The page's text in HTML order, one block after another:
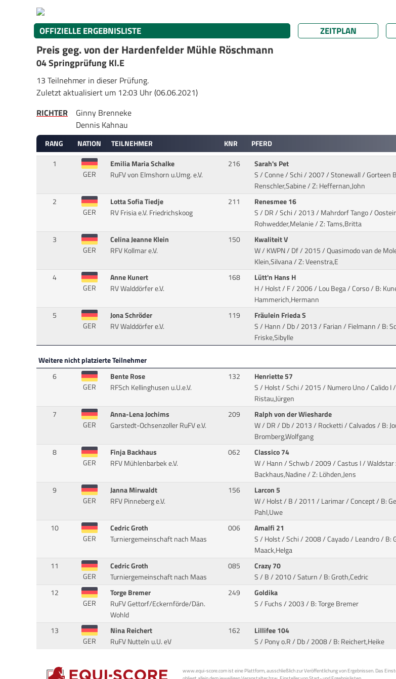
OFFIZIELLE ERGEBNISLISTE ZEITPLAN
Preis geg. von der Hardenfelder Mühle Röschmann
04 Springprüfung Kl.E
13 Teilnehmer in dieser Prüfung.
Zuletzt aktualisiert um 12:03 Uhr (06.06.2021)
RICHTER
Ginny Brenneke
Dennis Kahnau
RANG NATION TEILNEHMER KNR PFERD
1
GER
Emilia Maria Schalke
RuFV von Elmshorn u.Umg. e.V.
216
Sarah's Pet
S / Conne / Schi / 2007 / Stonewall / Gorteen
Renschler,Sabine / Z: Heffernan,John
2
GER
Lotta Sofia Tiedje
RV Frisia e.V. Friedrichskoog
211
Renesmee 16
S / DR / Schi / 2013 / Mahrdorf Tango /
Rohwedder,Melanie / Z: Tams,Britta
3
GER
Celina Jeanne Klein
RFV Kollmar e.V.
150
Kwaliteit V
W / KWPN / Df / 2015 / Quasimodo van de
Klein,Silvana / Z: Veenstra,E
4
GER
Anne Kunert
RV Walddörfer e.V.
168
Lütt'n Hans H
H / Holst / F / 2006 / Lou Bega / Corso/ B:
Hammerich,Hermann
5
GER
Jona Schröder
RV Walddörfer e.V.
119
Fräulein Frieda S
S / Hann / Db / 2013 / Farian / Fielmann/ B:
Friske,Sibylle
Weitere nicht platzierte Teilnehmer
6
GER
Bente Rose
RFSch Kellinghusen u.U.e.V.
132
Henriette 57
S / Holst / Schi / 2015 / Numero Uno / Calido I/
Ristau,Jürgen
7
GER
Anna-Lena Jochims
Garstedt-Ochsenzoller RuFV e.V.
209
Ralph von der Wiesharde
W / DR / Db / 2013 / Rocketti / Calvados/ B:
Bromberg,Wolfgang
8
GER
Finja Backhaus
RFV Mühlenbarbek e.V.
062
Classico 74
W / Hann / Schwb / 2009 / Castus I / Waldstar
Backhaus,Nadine / Z: Löhden,Jens
9
GER
Janna Mirwaldt
RFV Pinneberg e.V.
156
Larcon 5
W / Holst / B / 2011 / Larimar / Concept/ B:
Pahl,Uwe
10
GER
Cedric Groth
Turniergemeinschaft nach Maas
006
Amalfi 21
S / Holst / Schi / 2008 / Cayado / Leandro/ B:
Maack,Helga
11
GER
Cedric Groth
Turniergemeinschaft nach Maas
085
Crazy 70
S / B / 2010 / Saturn/ B: Groth,Cedric
12
GER
Torge Bremer
RuFV Gettorf/Eckernförde/Dän.
Wohld
249
Goldika
S / Fuchs / 2003/ B: Torge Bremer
13
GER
Nina Reichert
RuFV Nutteln u.U. eV
162
Lillifee 104
S / Pony o.R / Db / 2008/ B: Reichert,Heike
www.equi-score.com ist eine Plattform, ausschließlich zur Veröffentlichung von Ergebnissen. Das